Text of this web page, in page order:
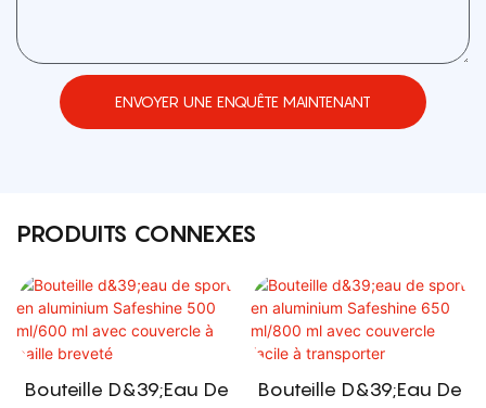
ENVOYER UNE ENQUÊTE MAINTENANT
PRODUITS CONNEXES
Bouteille D&39;eau De
Bouteille D&39;eau De